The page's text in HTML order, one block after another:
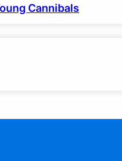
Cannibals